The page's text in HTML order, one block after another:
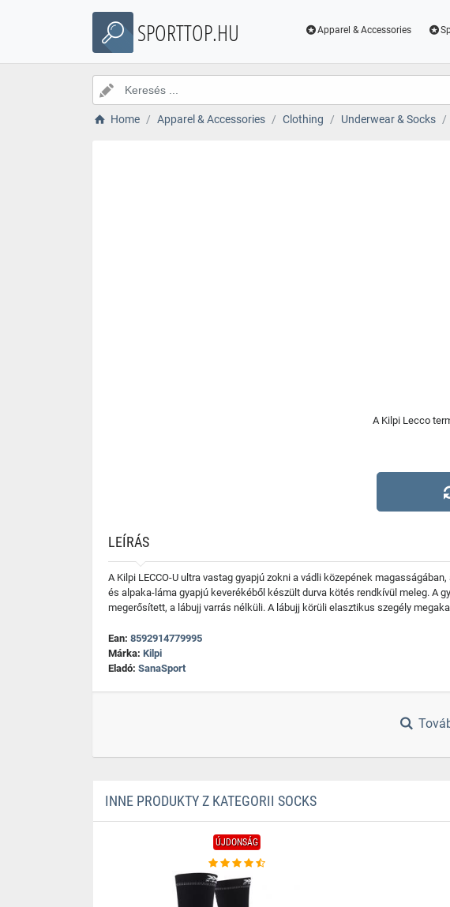
SPORTTOP.HU Apparel & Accessories
Home Apparel & Accessories Clothing Underwear & Socks
A Kilpi Lecco
LEÍRÁS
A Kilpi LECCO-U ultra vastag gyapjú zokni a vádli közepének
és alpaka-láma gyapjú keverékéből készült durva kötés rendkívül meleg. A
megerősített, a lábujj varrás nélküli. A lábujj körüli elasztikus szegély
Ean: 8592914779995
Márka: Kilpi
Eladó: SanaSport
INNE PRODUKTY Z KATEGORII SOCKS
ÚJDONSÁG